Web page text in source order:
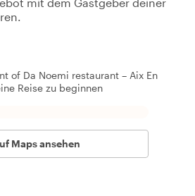
of Da Noemi restaurant – Aix En
Reise zu beginnen
Maps ansehen